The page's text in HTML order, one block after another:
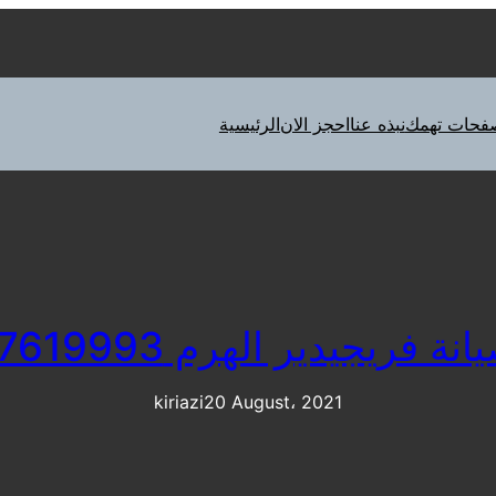
الرئيسيةاحجز الاننبذه عناتهمك
فريجيدير الهرم 01207619993
kiriazi20 August، 2021